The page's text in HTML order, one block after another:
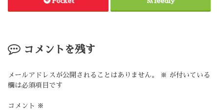
コメントを残す
メールアドレスが公開されることはありません。 ※ が付いている
欄は必須項目です
コメント ※